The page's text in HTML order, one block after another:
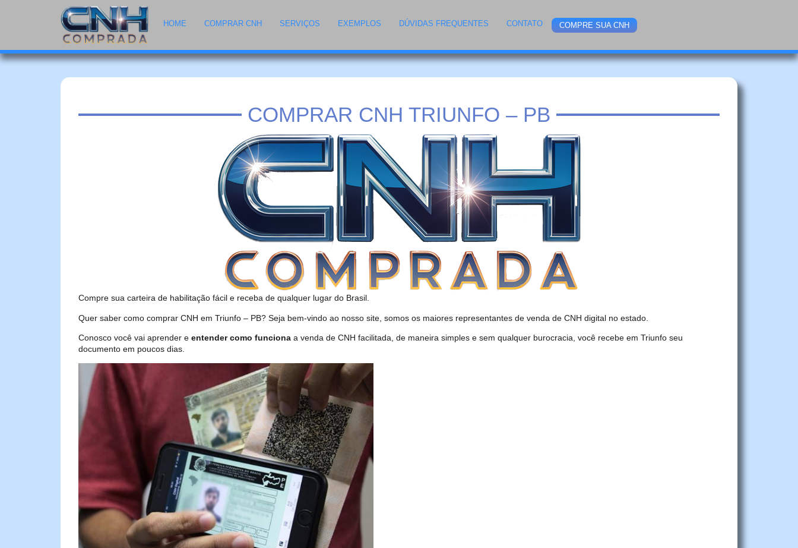
HOME COMPRAR CNH SERVIÇOS EXEMPLOS DÚVIDAS FREQUENTES CONTATO COMPRE SUA CNH
COMPRAR CNH TRIUNFO – PB
Compre sua carteira de habilitação fácil e receba de qualquer lugar do Brasil.
Quer saber como comprar CNH em Triunfo – PB? Seja bem-vindo ao nosso site, somos os maiores representantes de venda de CNH digital no estado.
Conosco você vai aprender e entender como funciona a venda de CNH facilitada, de maneira simples e sem qualquer burocracia, você recebe em Triunfo seu
documento em poucos dias.